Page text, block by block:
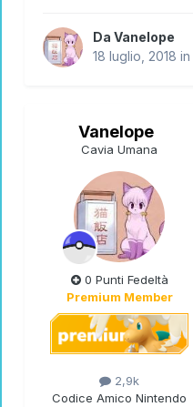
Da Vanelope
18 luglio, 2018 in
Vanelope
Cavia Umana
0 Punti Fedeltà
Premium Member
2,9k
Codice Amico Nintendo